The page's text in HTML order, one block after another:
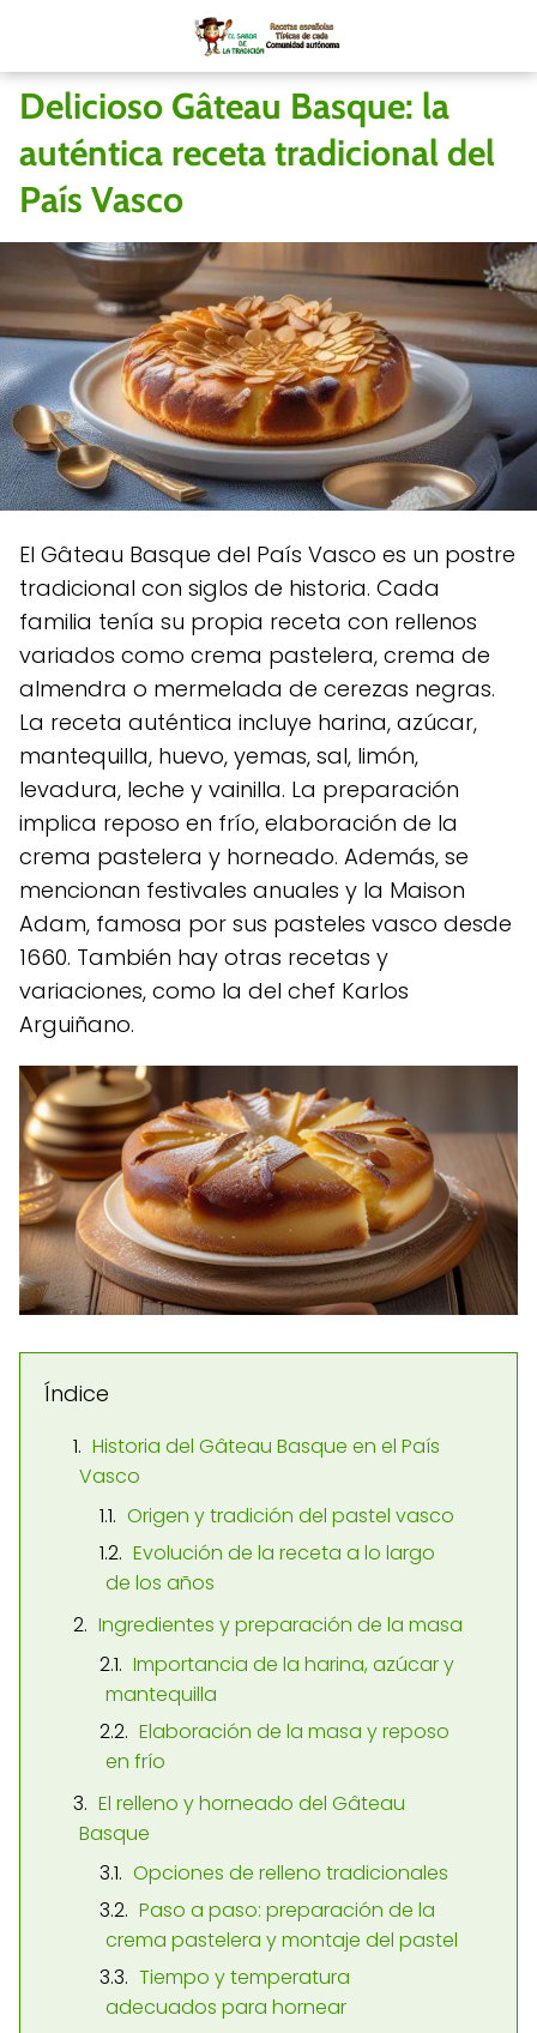
Delicioso Gâteau Basque: la
auténtica receta tradicional del
País Vasco
El Gâteau Basque del País Vasco es un postre
tradicional con siglos de historia. Cada
familia tenía su propia receta con rellenos
variados como crema pastelera, crema de
almendra o mermelada de cerezas negras.
La receta auténtica incluye harina, azúcar,
mantequilla, huevo, yemas, sal, limón,
levadura, leche y vainilla. La preparación
implica reposo en frío, elaboración de la
crema pastelera y horneado. Además, se
mencionan festivales anuales y la Maison
Adam, famosa por sus pasteles vasco desde
1660. También hay otras recetas y
variaciones, como la del chef Karlos
Arguiñano.
Índice
Historia del Gâteau Basque en el País
Vasco
Origen y tradición del pastel vasco
Evolución de la receta a lo largo
de los años
Ingredientes y preparación de la masa
Importancia de la harina, azúcar y
mantequilla
Elaboración de la masa y reposo
en frío
El relleno y horneado del Gâteau
Basque
Opciones de relleno tradicionales
Paso a paso: preparación de la
crema pastelera y montaje del pastel
Tiempo y temperatura
adecuados para hornear